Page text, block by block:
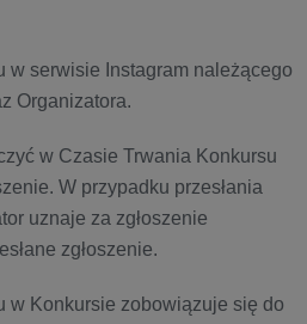
w serwisie Instagram należącego
Organizatora.
w Czasie Trwania Konkursu
W przypadku przesłania
uznaje za zgłoszenie
zgłoszenie.
w Konkursie zobowiązuje się do